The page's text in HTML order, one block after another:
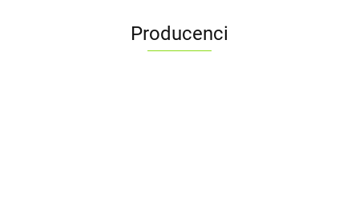
Producenci